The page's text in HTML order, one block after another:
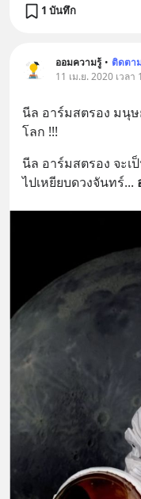
1 บันทึก
ออมความรู้ • ติดตา
11 เม.ย. 2020 เวล
นีล อาร์มสตรอง มนุ
โลก !!!
นีล อาร์มสตรอง จะ
ไปเหยียบดวงจันทร์...